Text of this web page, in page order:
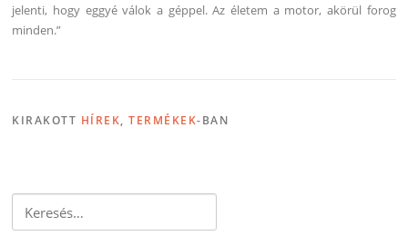
jelenti, hogy eggyé válok a géppel. Az életem a motor, akörül forog
minden.”
KIRAKOTT HÍREK,TERMÉKEK-BAN